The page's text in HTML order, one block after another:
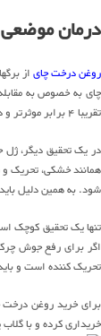
درمان
روغن درخت چایاز
چای به خصوص به مقابله
تقریبا ۴ برابر موثرتر و در کاهش آکنه شدید ۶ برابر موثرتر از دارونما است.
همانند خشکی، تحریک
شود. به همین دلیل
تنها یک تحقیق کوچک
اگر برای رفع جوش
تحریک کننده است و
برای خرید روغن درخت
خریداری کرده و با